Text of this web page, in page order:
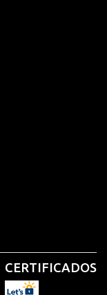
CERTIFICADOS